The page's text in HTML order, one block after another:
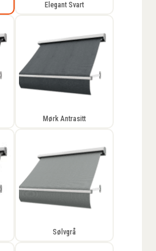
Elegant Svart
Mørk Antrasitt
Sølvgrå